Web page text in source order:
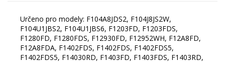
Určeno pro modely: F104A8JDS2, F104J8JS2W,
F104U1JBS2, F104U1JBS6, F1203FD, F1203FDS,
F1280FD, F1280FDS, F12930FD, F12952WH, F12A8FD,
F12A8FDA, F1402FDS, F1402FDS, F1402FDS5,
F1402FDS5, F14030RD, F1403FD, F1403FDS, F1403RD,